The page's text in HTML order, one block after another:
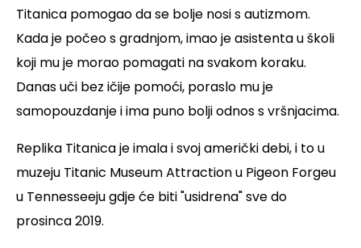
Titanica pomogao da se bolje nosi s autizmom.
Kada je počeo s gradnjom, imao je asistenta u školi
koji mu je morao pomagati na svakom koraku.
Danas uči bez ičije pomoći, poraslo mu je
samopouzdanje i ima puno bolji odnos s vršnjacima.
Replika Titanica je imala i svoj američki debi, i to u
muzeju Titanic Museum Attraction u Pigeon Forgeu
u Tennesseeju gdje će biti "usidrena" sve do
prosinca 2019.